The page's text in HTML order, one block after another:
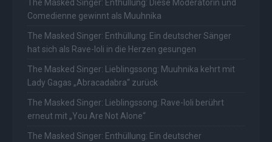
The Masked Singer: Enthüllung: Diese Moderatorin und
Comedienne gewinnt als Muuhnika
The Masked Singer: Enthüllung: Ein deutscher Sänger
hat sich als Rave-Ioli in die Herzen gesungen
The Masked Singer: Lieblingssong: Muuhnika kehrt mit
Lady Gagas „Abracadabra“ zurück
The Masked Singer: Lieblingssong: Rave-Ioli berührt
erneut mit „You Are Not Alone“
The Masked Singer: Enthüllung: Ein deutscher